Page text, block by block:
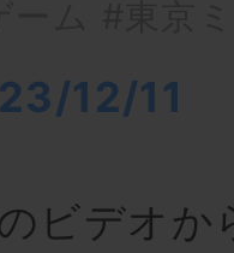
12/11
ビデオ